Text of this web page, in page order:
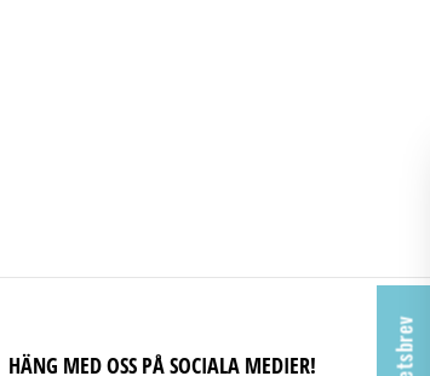
HÄNG MED OSS PÅ SOCIALA MEDIER!